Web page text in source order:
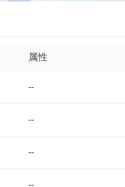
属性
--
--
--
--